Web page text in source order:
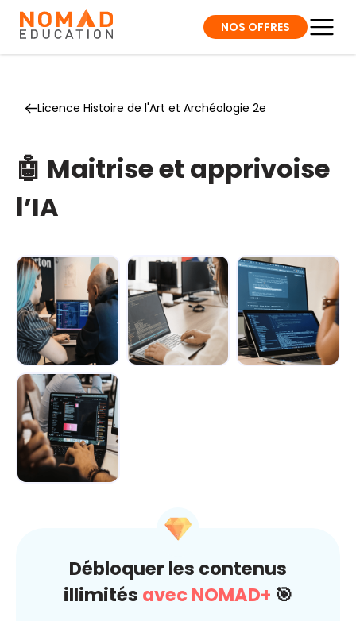
NOS OFFRES
Licence Histoire de l'Art et Archéologie 2e
🤖 Maitrise et apprivoise
l’IA
Demain au
boulot : Les
métiers boostés
p...
Débloquer les contenus
illimités avec NOMAD+ 🎯